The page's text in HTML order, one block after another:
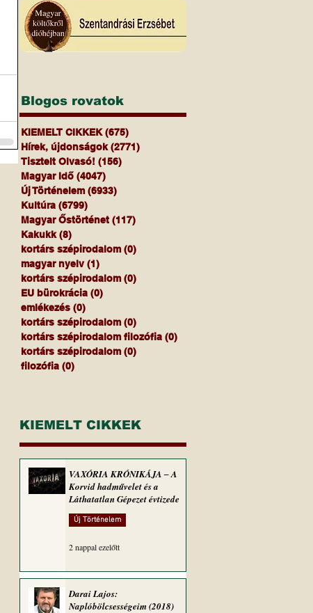
Blogos rovatok
KIEMELT CIKKEK (675)
Hírek, újdonságok (2771)
Tisztelt Olvasó! (156)
Magyar Idő (4047)
Új Történelem (6933)
Kultúra (6799)
Magyar Őstörténet (117)
Kakukk (8)
kortárs szépirodalom (0)
magyar nyelv (1)
kortárs szépirodalom (0)
EU bürokrácia (0)
emlékezés (0)
kortárs szépirodalom (0)
kortárs szépirodalom filozófia (0)
kortárs szépirodalom (0)
filozófia (0)
KIEMELT CIKKEK
VAXÓRIA KRÓNIKÁJA ‒ A
Korvid hadművelet és a
Láthatatlan Gépezet évtizede
Új Történelem
2 nappal ezelőtt
Darai Lajos:
Naplóbölcsességeim (2018)